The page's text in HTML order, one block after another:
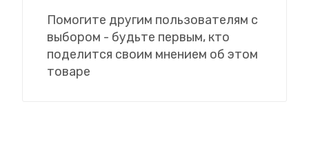
Помогите другим пользователям с
выбором - будьте первым, кто
поделится своим мнением об этом
товаре